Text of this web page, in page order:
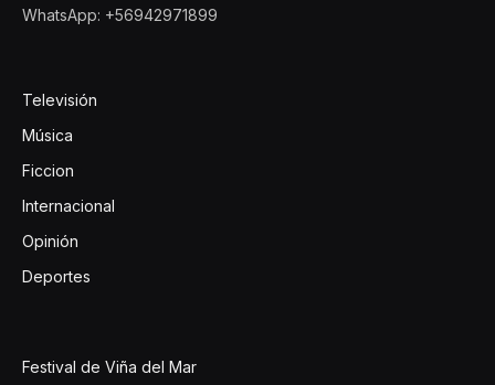
WhatsApp: +56942971899
Televisión
Música
Ficcion
Internacional
Opinión
Deportes
Festival de Viña del Mar